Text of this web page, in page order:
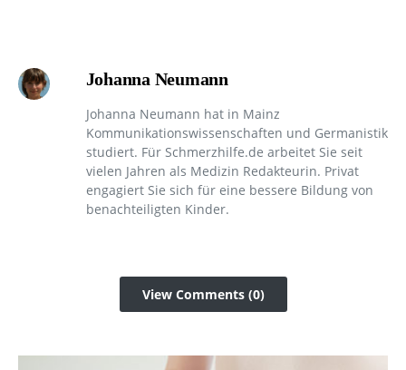
Johanna Neumann
Johanna Neumann hat in Mainz
Kommunikationswissenschaften und Germanistik
studiert. Für Schmerzhilfe.de arbeitet Sie seit
vielen Jahren als Medizin Redakteurin. Privat
engagiert Sie sich für eine bessere Bildung von
benachteiligten Kinder.
View Comments (0)